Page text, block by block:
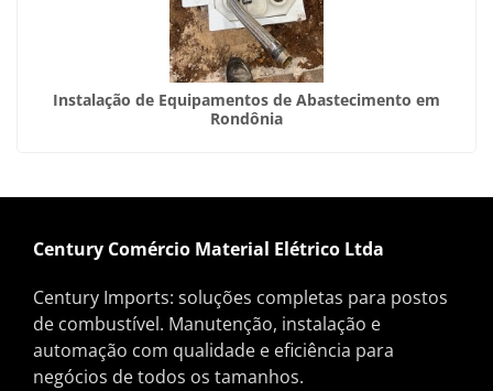
Instalação de Equipamentos de Abastecimento em
Rondônia
Century Comércio Material Elétrico Ltda
Century Imports: soluções completas para postos
de combustível. Manutenção, instalação e
automação com qualidade e eficiência para
negócios de todos os tamanhos.